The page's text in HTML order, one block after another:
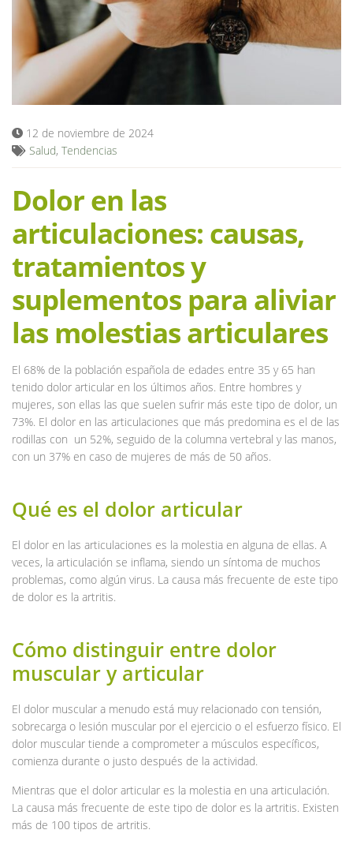
Blog
12 de noviembre de 2024
Salud, Tendencias
Dolor en las
articulaciones: causas,
tratamientos y
suplementos para aliviar
las molestias articulares
El 68% de la población española de edades entre 35 y 65 han
tenido dolor articular en los últimos años. Entre hombres y
mujeres, son ellas las que suelen sufrir más este tipo de dolor, un
73%. El dolor en las articulaciones que más predomina es el de las
rodillas con un 52%, seguido de la columna vertebral y las manos,
con un 37% en caso de mujeres de más de 50 años.
Qué es el dolor articular
El dolor en las articulaciones es la molestia en alguna de ellas. A
veces, la articulación se inflama, siendo un síntoma de muchos
problemas, como algún virus. La causa más frecuente de este tipo
de dolor es la artritis.
Cómo distinguir entre dolor
muscular y articular
El dolor muscular a menudo está muy relacionado con tensión,
sobrecarga o lesión muscular por el ejercicio o el esfuerzo físico. El
dolor muscular tiende a comprometer a músculos específicos,
comienza durante o justo después de la actividad.
Mientras que el dolor articular es la molestia en una articulación.
La causa más frecuente de este tipo de dolor es la artritis. Existen
más de 100 tipos de artritis.